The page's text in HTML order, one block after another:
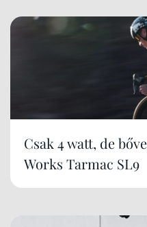
Csak 4 watt, de
Works Tarmac SL9